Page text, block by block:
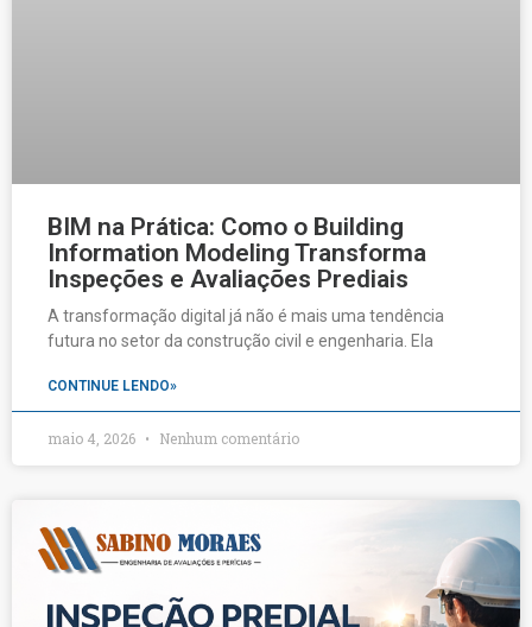
BIM na Prática: Como o Building
Information Modeling Transforma
Inspeções e Avaliações Prediais
A transformação digital já não é mais uma tendência
futura no setor da construção civil e engenharia. Ela
CONTINUE LENDO»
maio 4, 2026 Nenhum comentário